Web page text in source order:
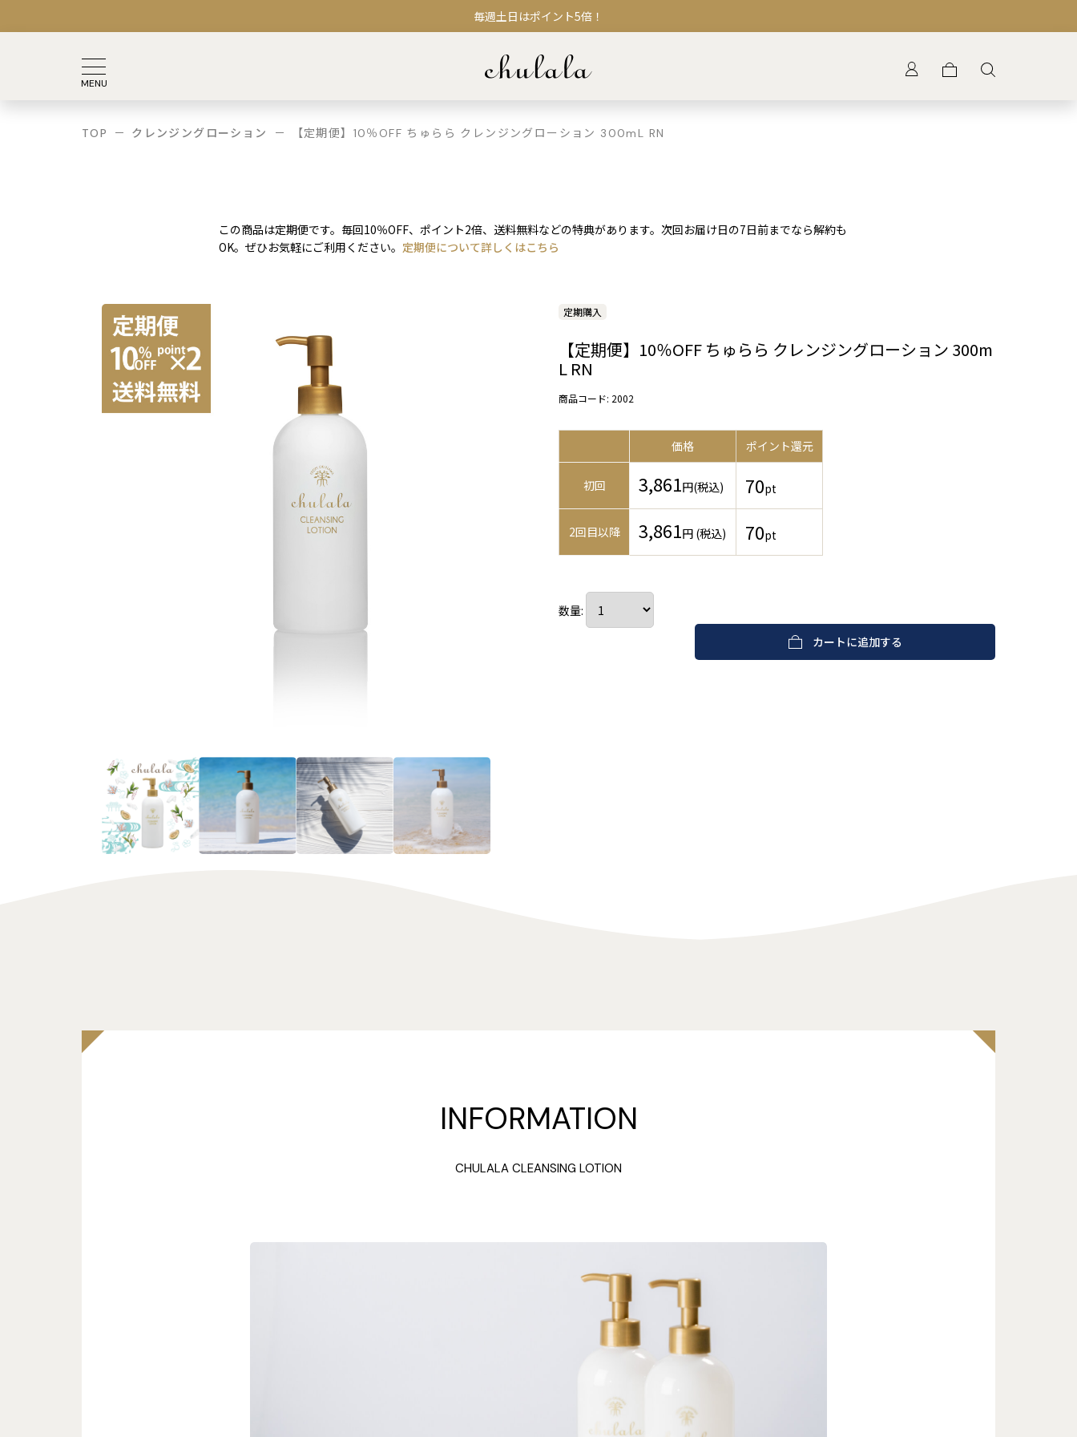
毎週土日はポイント5倍！
TOP クレンジングローション 【定期便】10％OFF ちゅらら クレンジングローション 300mL RN
この商品は定期便です。毎回10％OFF、ポイント2倍、送料無料などの特典があります。次回お届け日の7日前までなら解約も
OK。ぜひお気軽にご利用ください。 定期便について詳しくはこちら
定期購入
【定期便】10％OFF ちゅらら クレンジングローション 300m
L RN
商品コード: 2002
価格 ポイント還元
初回 3,861円(税込) 70pt
2回目以降 3,861円 (税込) 70pt
数量:
カートに追加する
INFORMATION
CHULALA CLEANSING LOTION